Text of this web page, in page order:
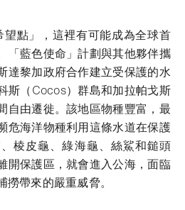
點」，這裡有可能成為全球首
「藍色使命」計劃與其他夥伴攜
達黎加政府合作建立受保護的水
斯（Cocos）群島和加拉帕戈斯
自由遷徙。該地區物種豐富，最
危海洋物種利用這條水道在保護
棱皮龜、綠海龜、絲鯊和鎚頭
開保護區，就會進入公海，面臨
帶來的嚴重威脅。